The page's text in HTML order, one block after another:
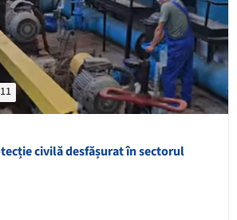
11
civilă desfășurat în sectorul